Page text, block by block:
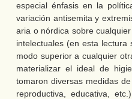
especial énfasis en la
variación antisemita y
aria o nórdica sobre
intelectuales (en esta
modo superior a cualquier
materializar el ideal de
tomaron diversas medidas
reproductiva, educativa,